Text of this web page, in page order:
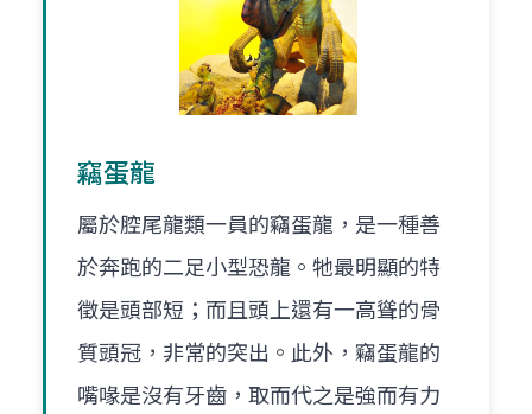
竊蛋龍
屬於腔尾龍類一員的竊蛋龍，是一種善
於奔跑的二足小型恐龍。牠最明顯的特
徵是頭部短；而且頭上還有一高聳的骨
質頭冠，非常的突出。此外，竊蛋龍的
嘴喙是沒有牙齒，取而代之是強而有力